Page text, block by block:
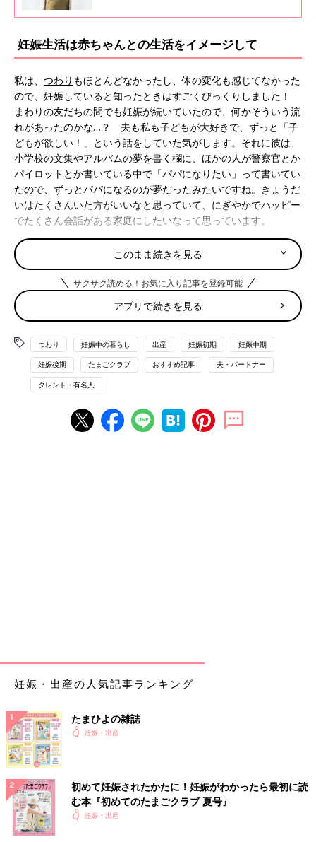
妊娠生活は赤ちゃんとの生活をイメージして
私は、 つわり もほとんどなかったし、体の変化も感じてなかった
ので、妊娠していると知ったときはすごくびっくりしました！
まわりの友だちの間でも妊娠が続いていたので、何かそういう流
れがあったのかな…？ 夫も私も子どもが大好きで、ずっと「子
どもが欲しい！」という話をしていた気がします。それに彼は、
小学校の文集やアルバムの夢を書く欄に、ほかの人が警察官とか
パイロットとか書いている中で「パパになりたい」って書いてい
たので、ずっとパパになるのが夢だったみたいですね。きょうだ
いはたくさんいた方がいいなと思っていて、にぎやかでハッピー
でたくさん会話がある家庭にしたいなって思っています。
赤ちゃんはもう聴覚が発達してきて聞こえるって聞いたので、家
ではたくさん歌っています！ ミュージカルみたいな感じで。お
なかのなかで、赤ちゃんも一緒に楽しんでいてくれたらいいな
～。生まれて少し大きくなったら、一緒に歌を歌うのが夢です。
検査ではちょっと不安なことも…。しっかり先生に
見てもらい安心しました。
今、妊娠６カ月で、もう胎動もしっかり感じています。私の身長
が大きいみたい。経腹エコーのときに、先生から太ももの骨が長
くて大きいって言われて。あと鼻が高いって言われました。4D
シャツ1万9400円（税込）、スカート1万8400円（税込）
（BANANA REPUBLIC／バナナ・リパブリック TEL 0120･77･
6222･9982）
撮影／藤原 宏（Pygmy Company） スタイリング／FUKAMI
ヘアメイク／山口エミ 文／たまごクラブ編集部
すみれさんが、「たまごクラブ 2022年3
月号」表紙に登場！
「たまごクラブ 2022年3月号」の表紙は、女優
このまま続きを見る
サクサク読める！お気に入り記事を登録可能
アプリで続きを見る
つわり 妊娠中の暮らし 出産 妊娠初期 妊娠中期
妊娠後期 たまごクラブ おすすめ記事 夫・パートナー
タレント・有名人
妊娠・出産の人気記事ランキング
たまひよの雑誌
妊娠・出産
初めて妊娠されたかたに！妊娠がわかったら最初に読
む本『初めてのたまごクラブ 夏号』
妊娠・出産